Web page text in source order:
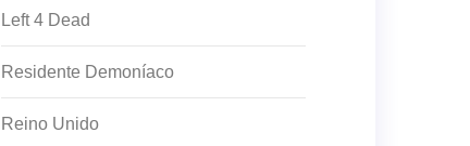
Left 4 Dead
Residente Demoníaco
Reino Unido